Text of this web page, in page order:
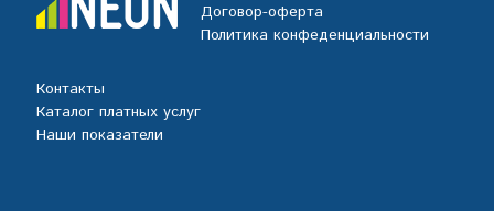
Договор-оферта
Политика конфеденциальности
Контакты
Каталог платных услуг
Наши показатели